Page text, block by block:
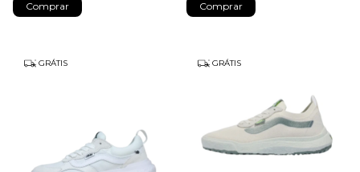
Comprar Comprar
GRÁTIS GRÁTIS